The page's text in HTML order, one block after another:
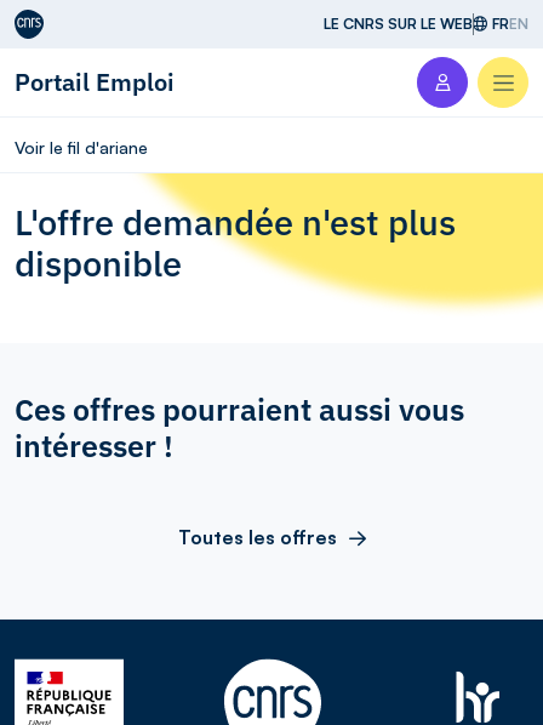
Aller au contenu LE CNRS SUR LE WEB FREN
Portail Emploi
Voir le fil d'ariane
L'offre demandée n'est plus
disponible
Ces offres pourraient aussi vous
intéresser !
Toutes les offres